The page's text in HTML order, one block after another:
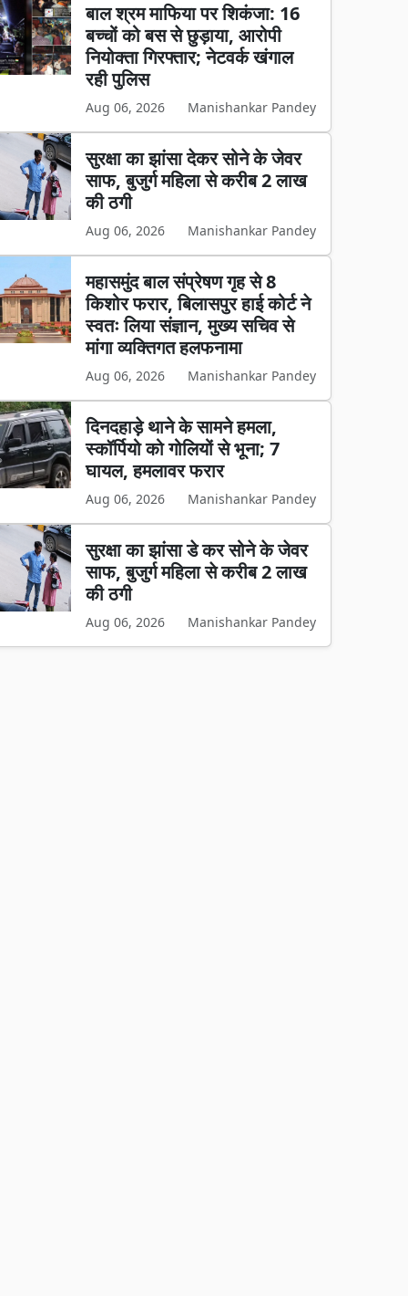
बाल श्रम माफिया पर शिकंजा: 16
बच्चों को बस से छुड़ाया, आरोपी
नियोक्ता गिरफ्तार; नेटवर्क खंगाल
रही पुलिस
Aug 06, 2026 Manishankar Pandey
सुरक्षा का झांसा देकर सोने के जेवर
साफ, बुजुर्ग महिला से करीब 2 लाख
की ठगी
Aug 06, 2026 Manishankar Pandey
महासमुंद बाल संप्रेषण गृह से 8
किशोर फरार, बिलासपुर हाई कोर्ट ने
स्वतः लिया संज्ञान, मुख्य सचिव से
मांगा व्यक्तिगत हलफनामा
Aug 06, 2026 Manishankar Pandey
दिनदहाड़े थाने के सामने हमला,
स्कॉर्पियो को गोलियों से भूना; 7
घायल, हमलावर फरार
Aug 06, 2026 Manishankar Pandey
सुरक्षा का झांसा डे कर सोने के जेवर
साफ, बुजुर्ग महिला से करीब 2 लाख
की ठगी
Aug 06, 2026 Manishankar Pandey